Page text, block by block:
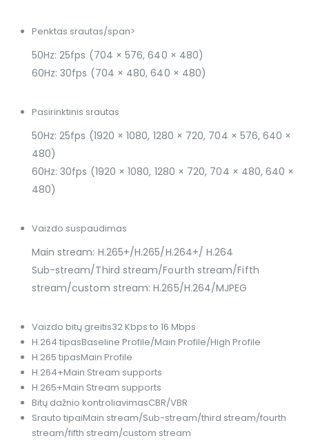
Penktas srautas/span>
50Hz: 25fps (704 × 576, 640 × 480)
60Hz: 30fps (704 × 480, 640 × 480)
Pasirinktinis srautas
50Hz: 25fps (1920 × 1080, 1280 × 720, 704 × 576, 640 ×
480)
60Hz: 30fps (1920 × 1080, 1280 × 720, 704 × 480, 640 ×
480)
Vaizdo suspaudimas
Main stream: H.265+/H.265/H.264+/ H.264
Sub-stream/Third stream/Fourth stream/Fifth
stream/custom stream: H.265/H.264/MJPEG
Vaizdo bitų greitis32 Kbps to 16 Mbps
H.264 tipasBaseline Profile/Main Profile/High Profile
H.265 tipasMain Profile
H.264+Main Stream supports
H.265+Main Stream supports
Bitų dažnio kontroliavimasCBR/VBR
Srauto tipaiMain stream/Sub-stream/third stream/fourth
stream/fifth stream/custom stream